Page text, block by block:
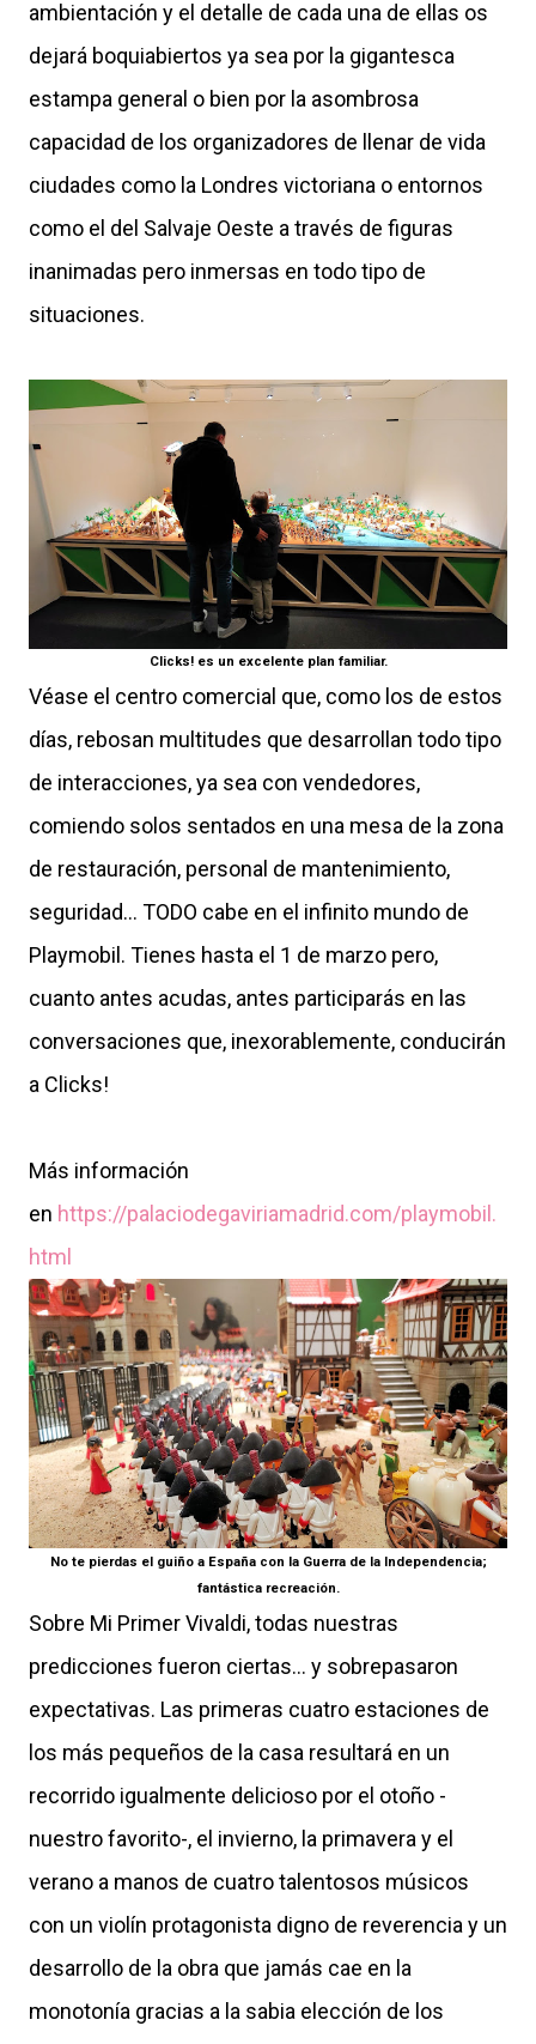
ambientación y el detalle de cada una de ellas os
dejará boquiabiertos ya sea por la gigantesca
estampa general o bien por la asombrosa
capacidad de los organizadores de llenar de vida
ciudades como la Londres victoriana o entornos
como el del Salvaje Oeste a través de figuras
inanimadas pero inmersas en todo tipo de
situaciones.
Clicks! es un excelente plan familiar.
Véase el centro comercial que, como los de estos
días, rebosan multitudes que desarrollan todo tipo
de interacciones, ya sea con vendedores,
comiendo solos sentados en una mesa de la zona
de restauración, personal de mantenimiento,
seguridad... TODO cabe en el infinito mundo de
Playmobil. Tienes hasta el 1 de marzo pero,
cuanto antes acudas, antes participarás en las
conversaciones que, inexorablemente, conducirán
a Clicks!
Más información
en https://palaciodegaviriamadrid.com/playmobil.
html
No te pierdas el guiño a España con la Guerra de la Independencia;
fantástica recreación.
Sobre Mi Primer Vivaldi, todas nuestras
predicciones fueron ciertas... y sobrepasaron
expectativas. Las primeras cuatro estaciones de
los más pequeños de la casa resultará en un
recorrido igualmente delicioso por el otoño -
nuestro favorito-, el invierno, la primavera y el
verano a manos de cuatro talentosos músicos
con un violín protagonista digno de reverencia y un
desarrollo de la obra que jamás cae en la
monotonía gracias a la sabia elección de los